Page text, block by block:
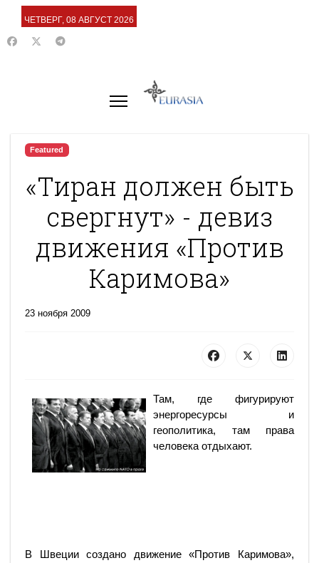
ЧЕТВЕРГ, 08 АВГУСТ 2026
Featured
«Тиран должен быть
свергнут» - девиз
движения «Против
Каримова»
23 ноября 2009
Там, где фигурируют
энергоресурсы и
геополитика, там права
человека отдыхают.
В Швеции создано движение «Против Каримова»,